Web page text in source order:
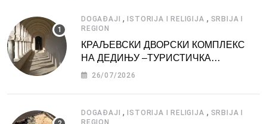
DOGAĐAJI , ISTORIJA I RELIGIJA , SRBIJA I
REGION
КРАЉЕВСКИ ДВОРСКИ КОМПЛЕКС
НА ДЕДИЊУ –ТУРИСТИЧКА
АТРАКЦИЈА
26/07/2026
DOGAĐAJI , ISTORIJA I RELIGIJA , SRBIJA I